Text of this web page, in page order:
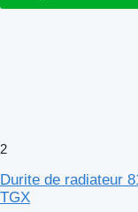
2
Durite de radiateur
TGX